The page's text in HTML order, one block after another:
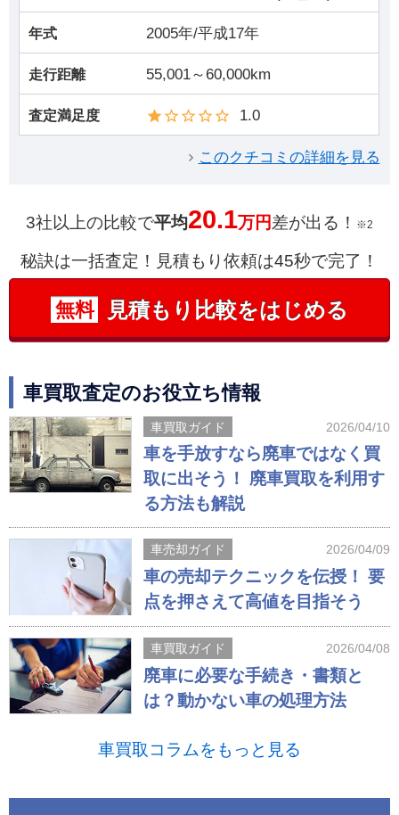
年式 2005年/平成17年
走行距離 55,001～60,000km
査定満足度 1.0
このクチコミの詳細を見る
3社以上の比較で平均20.1万円差が出る！ ※2
秘訣は一括査定！見積もり依頼は45秒で完了！
無料 見積もり比較をはじめる
車買取査定のお役立ち情報
車買取ガイド 2026/04/10
車を手放すなら廃車ではなく買
取に出そう！ 廃車買取を利用す
る方法も解説
車売却ガイド 2026/04/09
車の売却テクニックを伝授！ 要
点を押さえて高値を目指そう
車買取ガイド 2026/04/08
廃車に必要な手続き・書類と
は？動かない車の処理方法
車買取コラムをもっと見る